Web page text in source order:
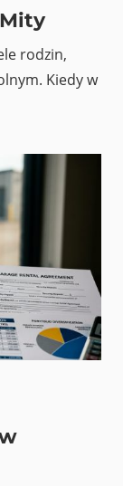
rodzin,
Kiedy w